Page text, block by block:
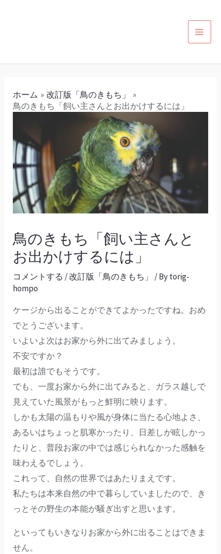
ホーム
改訂版「鳥のきもち」
鳥のきもち「飼い主さんとお出かけするには」
鳥のきもち「飼い主さんと
お出かけするには」
コメントする /改訂版「鳥のきもち」 / Bytorig-
hompo
ケージから出ることができてよかったですね。おめ
でとうございます。
いよいよ次はお家から外に出てみましょう。
不安ですか？
最初は誰でもそうです。
でも、一度お家から外に出てみると、ガラス越しで
見えていた風景がもっと鮮明に映ります。
しかも太陽の温もりや風が身体に当たる心地よさ、
あるいはちょっと肌寒かったり、日差しが眩しかっ
たりと、普段お家の中では感じられなかった感触を
味わえるでしょう。
これって、自然の世界ではあたりまえです。
私たちは本来自然の中で暮らしていましたので、き
っとその野生の本能が騒ぎ出すと思います。
といってもいきなりお家から外に出ることはできま
せん。